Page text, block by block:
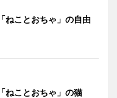
ねことおちゃ」の自由
ねことおちゃ」の猫